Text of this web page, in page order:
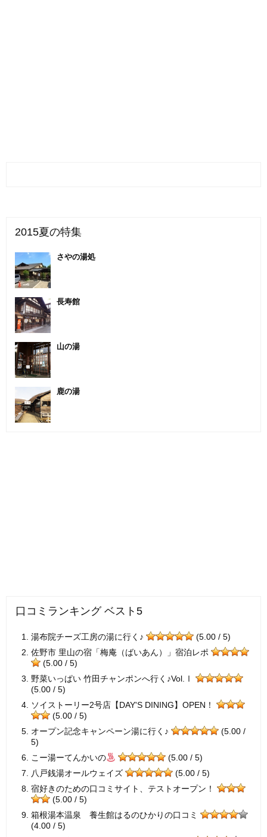
2015夏の特集
さやの湯処
長寿館
山の湯
鹿の湯
口コミランキング ベスト5
湯布院チーズ工房の湯に行く♪
(5.00 / 5)
佐野市 里山の宿「梅庵（ばいあん）」宿泊レポ
(5.00 / 5)
野菜いっぱい 竹田チャンポンへ行く♪Vol.Ⅰ
(5.00 / 5)
ソイストーリー2号店【DAY'S DINING】OPEN！
(5.00 / 5)
オープン記念キャンペーン湯に行く♪
(5.00 /
5)
こー湯ーてんかいの
(5.00 / 5)
八戸銭湯オールウェイズ
(5.00 / 5)
宿好きのための口コミサイト、テストオープン！
(5.00 / 5)
箱根湯本温泉 養生館はるのひかりの口コミ
(4.00 / 5)